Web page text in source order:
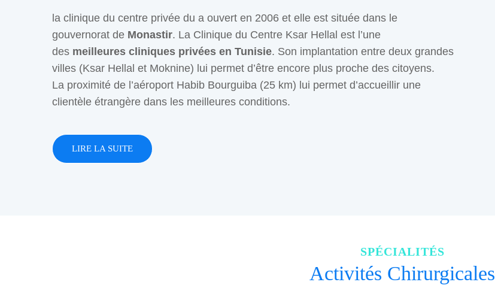
la clinique du centre privée du a ouvert en 2006 et elle est située dans le
gouvernorat de Monastir. La Clinique du Centre Ksar Hellal est l’une
des meilleures cliniques privées en Tunisie. Son implantation entre deux grandes
villes (Ksar Hellal et Moknine) lui permet d’être encore plus proche des citoyens.
La proximité de l’aéroport Habib Bourguiba (25 km) lui permet d’accueillir une
clientèle étrangère dans les meilleures conditions.
LIRE LA SUITE
SPÉCIALITÉS
Activités Chirurgicales